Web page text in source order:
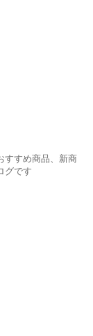
すすめ商品、新商
グです